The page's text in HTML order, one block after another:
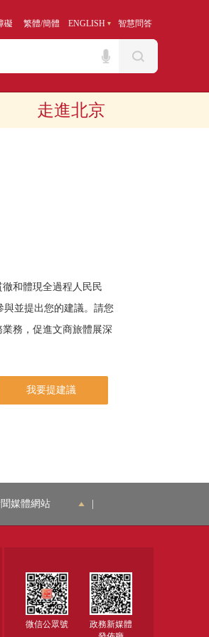
礙 繁體/簡體 ENGLISH 智慧問答
走進北京
和體現全過程人民民
並提出您的建議。請您
務，促進文商旅體展深
我要提建議
媒體網站
微信公眾號
政務新媒體